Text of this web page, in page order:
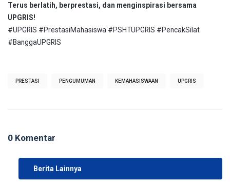
Terus berlatih, berprestasi, dan menginspirasi bersama
UPGRIS!
#UPGRIS #PrestasiMahasiswa #PSHTUPGRIS #PencakSilat
#BanggaUPGRIS
PRESTASI PENGUMUMAN KEMAHASISWAAN UPGRIS
0 Komentar
Berita Lainnya